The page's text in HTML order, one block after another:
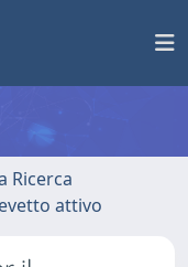
Ricerca
attivo